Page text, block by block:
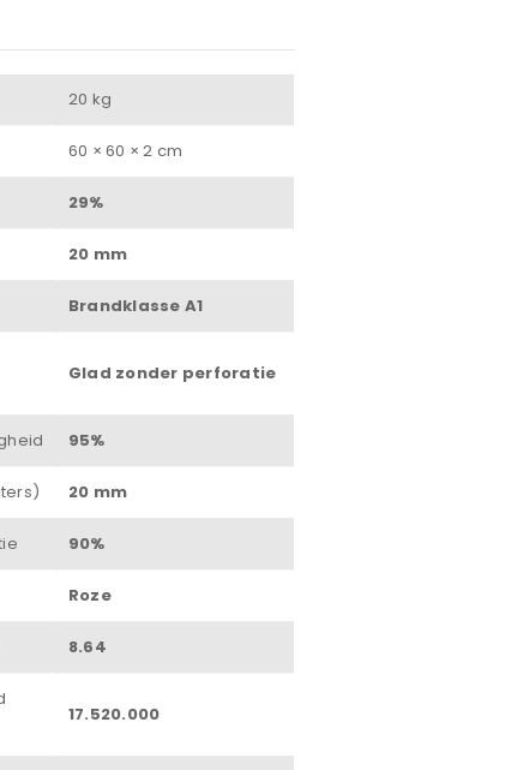
*
20 kg
60 × 60 × 2 cm
29%
20 mm
Brandklasse A1
Glad zonder perforatie
95%
20 mm
90%
Roze
8.64
17.520.000